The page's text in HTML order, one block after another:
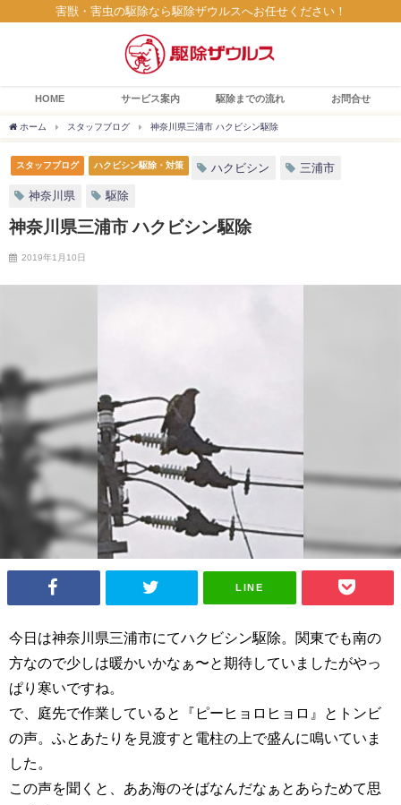
害獣・害虫の駆除なら駆除ザウルスへお任せください！
HOME サービス案内 駆除までの流れ お問合せ
ホーム スタッフブログ 神奈川県三浦市 ハクビシン駆除
スタッフブログ ハクビシン駆除・対策 ハクビシン 三浦市
神奈川県 駆除
神奈川県三浦市 ハクビシン駆除
2019年1月10日
LINE
今日は神奈川県三浦市にてハクビシン駆除。関東でも南の
方なので少しは暖かいかなぁ〜と期待していましたがやっ
ぱり寒いですね。
で、庭先で作業していると『ピーヒョロヒョロ』とトンビ
の声。ふとあたりを見渡すと電柱の上で盛んに鳴いていま
した。
この声を聞くと、ああ海のそばなんだなぁとあらためて思